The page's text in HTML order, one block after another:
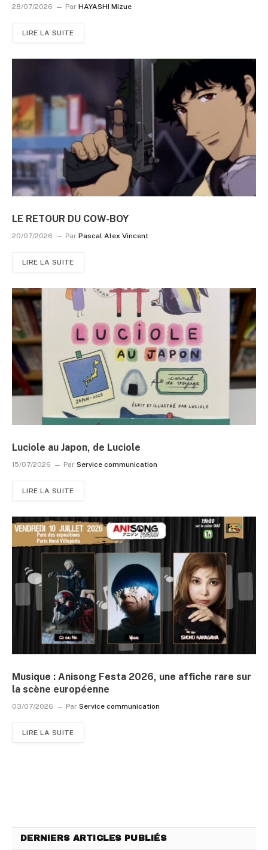
28/07/2026 Par HAYASHI Mizue
LIRE LA SUITE
LE RETOUR DU COW-BOY
20/07/2026 Par Pascal Alex Vincent
LIRE LA SUITE
Luciole au Japon, de Luciole
15/07/2026 Par Service communication
LIRE LA SUITE
Musique : Anisong Festa 2026, une affiche rare sur
la scène européenne
03/07/2026 Par Service communication
LIRE LA SUITE
DERNIERS ARTICLES PUBLIÉS